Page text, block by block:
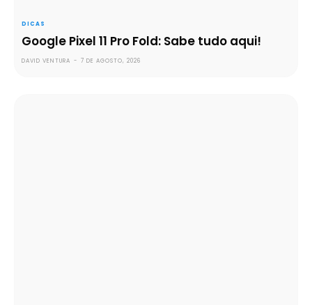
DICAS
Google Pixel 11 Pro Fold: Sabe tudo aqui!
DAVID VENTURA - 7 DE AGOSTO, 2026